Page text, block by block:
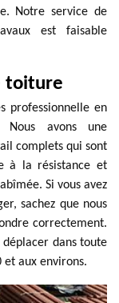
Notre service de
est faisable
toiture
professionnelle en
avons une
complets qui sont
à la résistance et
Si vous avez
sachez que nous
correctement.
déplacer dans toute
et aux environs.